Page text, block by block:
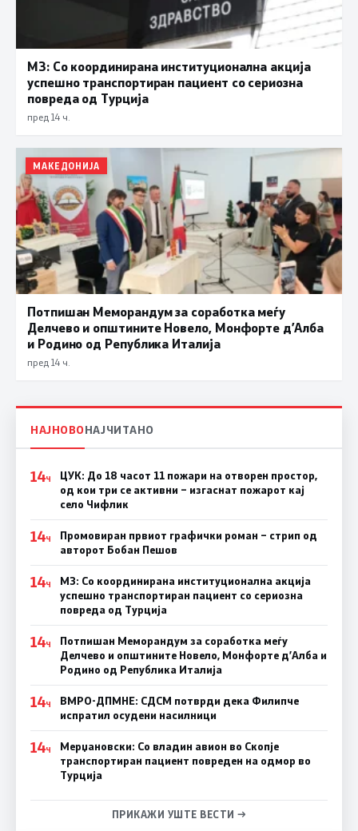
МЗ: Со координирана институционална акција
успешно транспортиран пациент со сериозна
повреда од Турција
пред 14 ч.
МАКЕДОНИЈА
Потпишан Меморандум за соработка меѓу
Делчево и општините Новело, Монфорте д’Алба
и Родино од Република Италија
пред 14 ч.
НАЈНОВОНАЈЧИТАНО
14Ч
ЦУК: До 18 часот 11 пожари на отворен простор,
од кои три се активни – изгаснат пожарот кај
село Чифлик
14Ч
Промовиран првиот графички роман – стрип од
авторот Бобан Пешов
14Ч
МЗ: Со координирана институционална акција
успешно транспортиран пациент со сериозна
повреда од Турција
14Ч
Потпишан Меморандум за соработка меѓу
Делчево и општините Новело, Монфорте д’Алба и
Родино од Република Италија
14Ч
ВМРО-ДПМНЕ: СДСM потврди дека Филипче
испратил осудени насилници
14Ч
Мерџановски: Со владин авион во Скопје
транспортиран пациент повреден на одмор во
Турција
ПРИКАЖИ УШТЕ ВЕСТИ →